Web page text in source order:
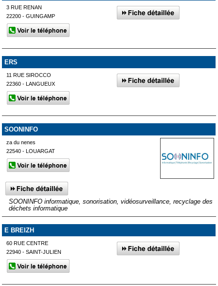
3 RUE RENAN
22200 - GUINGAMP
ERS
11 RUE SIROCCO
22360 - LANGUEUX
SOONINFO
za du nenes
22540 - LOUARGAT
SOONINFO informatique, sonorisation, vidéosurveillance, recyclage des
déchets informatique
E BREIZH
60 RUE CENTRE
22940 - SAINT-JULIEN